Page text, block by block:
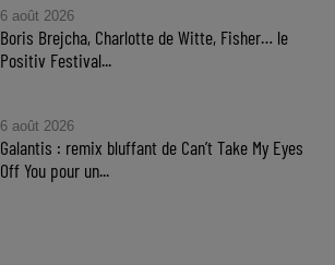
6 août 2026
Boris Brejcha, Charlotte de Witte, Fisher… le
Positiv Festival...
6 août 2026
Galantis : remix bluffant de Can’t Take My Eyes
Off You pour un...